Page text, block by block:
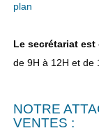
plan
Le secrétariat est
de 9H à 12H et de
NOTRE
VENTES :